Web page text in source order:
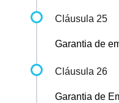
Cláusula 25
Garantia de
Cláusula 26
Garantia de